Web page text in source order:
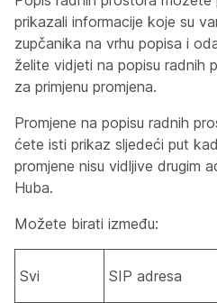
prikazali informacije koje su
zupčanika na vrhu popisa i
želite vidjeti na popisu radnih
za primjenu promjena.
Promjene na popisu radnih
ćete isti prikaz sljedeći put
promjene nisu vidljive drugim
Huba.
Možete birati između:
Svi SIP adresa